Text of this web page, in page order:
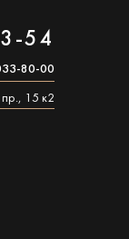
54
80-00
15 к2